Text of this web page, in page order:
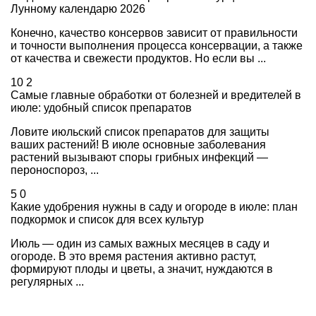
Лунному календарю 2026
Конечно, качество консервов зависит от правильности
и точности выполнения процесса консервации, а также
от качества и свежести продуктов. Но если вы ...
10 2
Самые главные обработки от болезней и вредителей в
июле: удобный список препаратов
Ловите июльский список препаратов для защиты
ваших растений! В июле основные заболевания
растений вызывают споры грибных инфекций —
пероноспороз, ...
5 0
Какие удобрения нужны в саду и огороде в июле: план
подкормок и список для всех культур
Июль — один из самых важных месяцев в саду и
огороде. В это время растения активно растут,
формируют плоды и цветы, а значит, нуждаются в
регулярных ...